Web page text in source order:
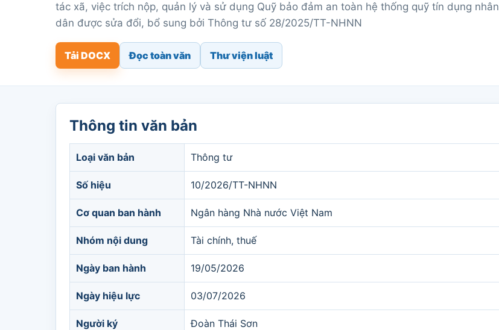
tác xã, việc trích nộp, quản lý và sử dụng Quỹ bảo đảm an toàn hệ thống quỹ tín dụng nhân
dân được sửa đổi, bổ sung bởi Thông tư số 28/2025/TT-NHNN
Tải DOCX Đọc toàn văn Thư viện luật
Thông tin văn bản
Loại văn bản Thông tư
Số hiệu 10/2026/TT-NHNN
Cơ quan ban hành Ngân hàng Nhà nước Việt Nam
Nhóm nội dung Tài chính, thuế
Ngày ban hành 19/05/2026
Ngày hiệu lực 03/07/2026
Người ký Đoàn Thái Sơn